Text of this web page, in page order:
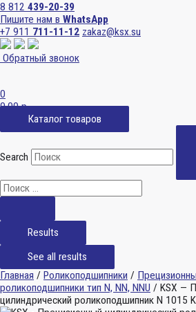
8 812 439-20-39
Пишите нам в WhatsApp
+7 911 711-11-12 zakaz@ksx.su
Обратный звонок
0
0,00р.
Каталог товаров
Search
Results
See all results
Главная / Роликоподшипники /
роликоподшипники тип N, NN, NNU / KSX —
цилиндрический роликоподшипник N 1015